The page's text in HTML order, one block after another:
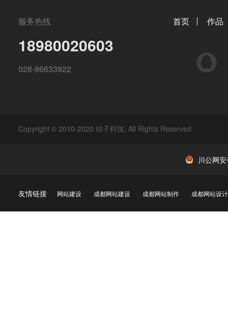
服务热线
18980020603
028-86633922
首页 作品
QQ
Copyright © 2010-2020 桔子科技, All Rights Reserved
川公网
友情链接 网站建设 成都网站建设 成都网站制作 成都网站设计